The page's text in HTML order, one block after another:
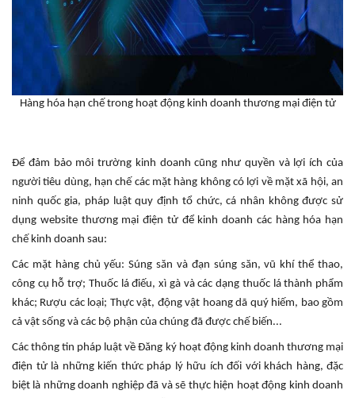
Hàng hóa hạn chế trong hoạt động kinh doanh thương mại điện tử
Để đảm bảo môi trường kinh doanh cũng như quyền và lợi ích của
người tiêu dùng, hạn chế các mặt hàng không có lợi về mặt xã hội, an
ninh quốc gia, pháp luật quy định tổ chức, cá nhân không được sử
dụng website thương mại điện tử để kinh doanh các hàng hóa hạn
chế kinh doanh sau:
Các mặt hàng chủ yếu: Súng săn và đạn súng săn, vũ khí thể thao,
công cụ hỗ trợ; Thuốc lá điếu, xì gà và các dạng thuốc lá thành phẩm
khác; Rượu các loại; Thực vật, động vật hoang dã quý hiếm, bao gồm
cả vật sống và các bộ phận của chúng đã được chế biến...
Các thông tin pháp luật về Đăng ký hoạt động kinh doanh thương mại
điện tử là những kiến thức pháp lý hữu ích đối với khách hàng, đặc
biệt là những doanh nghiệp đã và sẽ thực hiện hoạt động kinh doanh